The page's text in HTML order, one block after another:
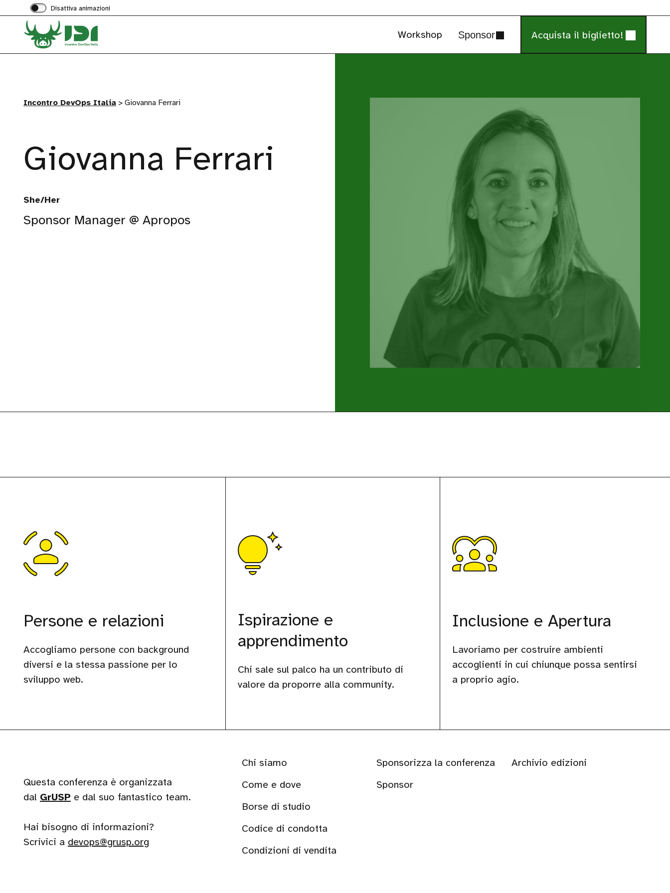
Disattiva animazioni
Workshop Sponsor Acquista il biglietto!
Incontro DevOps Italia >Giovanna Ferrari
Giovanna Ferrari
She/Her
Sponsor Manager @ Apropos
Persone e relazioni
Accogliamo persone con background
diversi e la stessa passione per lo
sviluppo web.
Ispirazione e
apprendimento
Chi sale sul palco ha un contributo di
valore da proporre alla community.
Inclusione e Apertura
Lavoriamo per costruire ambienti
accoglienti in cui chiunque possa sentirsi
a proprio agio.
Questa conferenza è organizzata
dal GrUSP e dal suo fantastico team.
Hai bisogno di informazioni?
Scrivici a devops@grusp.org
Chi siamo
Come e dove
Borse di studio
Codice di condotta
Condizioni di vendita
Sponsorizza la conferenza
Sponsor
Archivio edizioni